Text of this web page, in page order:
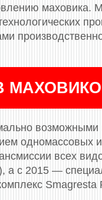
всех
а с 2015 —
Smagresta